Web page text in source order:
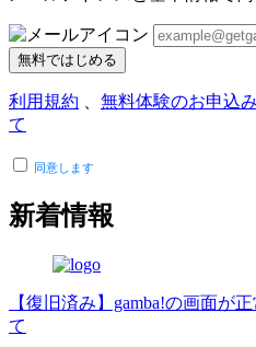
無料ではじめる
利用規約
無料体験のお申込
て
同意します
新着情報
【復旧済み】gamba!の画面が
て